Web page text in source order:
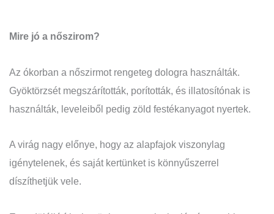
Mire jó a nőszirom?
Az ókorban a nőszirmot rengeteg dologra használták.
Gyöktörzsét megszárították, porították, és illatosítónak is
használták, leveleiből pedig zöld festékanyagot nyertek.
A virág nagy előnye, hogy az alapfajok viszonylag
igénytelenek, és saját kertünket is könnyűszerrel
díszíthetjük vele.